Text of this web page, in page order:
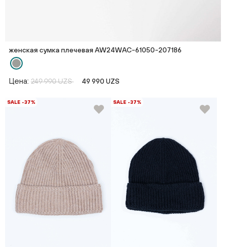
женская сумка плечевая AW24WAC-61050-207186
Цена: 249 990 UZS 49 990 UZS
SALE -37% SALE -37%